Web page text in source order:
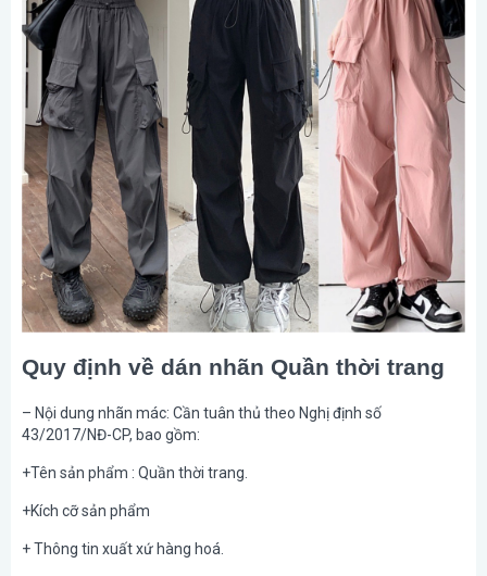
Quy định về dán nhãn Quần thời trang
– Nội dung nhãn mác: Cần tuân thủ theo Nghị định số
43/2017/NĐ-CP, bao gồm:
+Tên sản phẩm : Quần thời trang.
+Kích cỡ sản phẩm
+ Thông tin xuất xứ hàng hoá.